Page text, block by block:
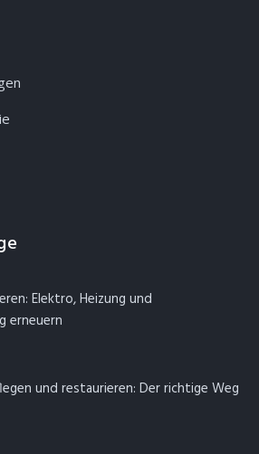
Elektro, Heizung und
erneuern
und restaurieren: Der richtige Weg